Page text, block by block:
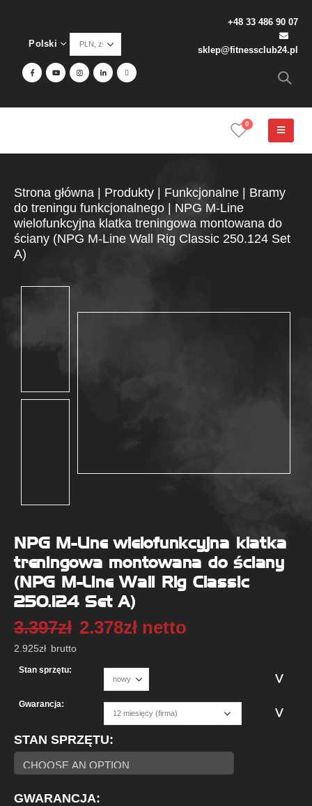
Polski
+48 33 486 90 07
sklep@fitnessclub24.pl
0
Strona główna Produkty Funkcjonalne
Bramy
do treningu funkcjonalnego
NPG M-Line
wielofunkcyjna klatka treningowa montowana do
ściany (NPG M-Line Wall Rig Classic 250.124 Set
A)
NPG M-Line wielofunkcyjna klatka
treningowa montowana do ściany
(NPG M-Line Wall Rig Classic
250.124 Set A)
3.397zł 2.378zł netto
2.925zł brutto
Stan sprzętu:
Gwarancja:
STAN SPRZĘTU
GWARANCJA